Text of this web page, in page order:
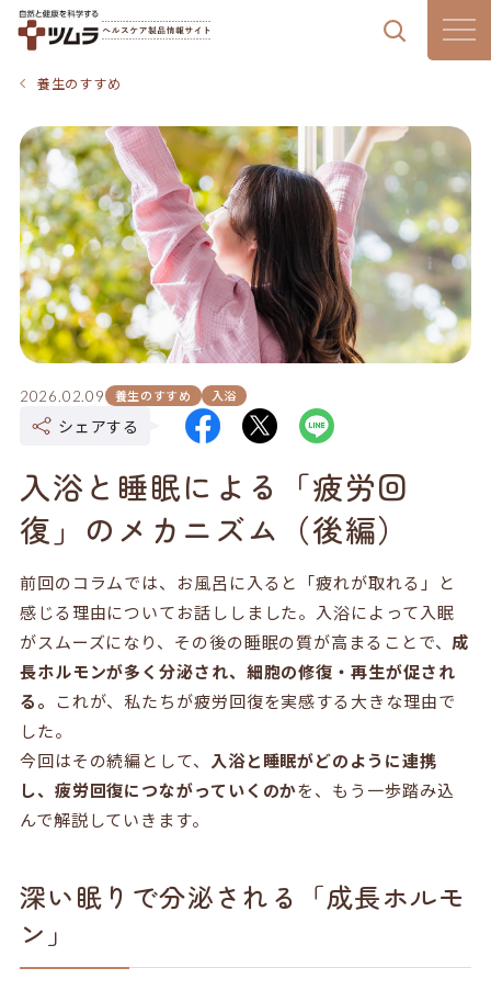
製品情報
漢方通信
漢方のある暮らし
はじめての漢方
気血水チェック
ツムラの想い
お問い合わせ
ニュース
English 中文
養生のすすめ
2026.02.09 養生のすすめ 入浴
シェアする
入浴と睡眠による「疲労回
復」のメカニズム（後編）
前回のコラムでは、お風呂に入ると「疲れが取れる」と
感じる理由についてお話ししました。入浴によって入眠
がスムーズになり、その後の睡眠の質が高まることで、成
長ホルモンが多く分泌され、細胞の修復・再生が促され
る。 これが、私たちが疲労回復を実感する大きな理由で
した。
今回はその続編として、 入浴と睡眠がどのように連携
し、疲労回復につながっていくのかを、もう一歩踏み込
んで解説していきます。
深い眠りで分泌される「成長ホルモ
ン」